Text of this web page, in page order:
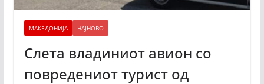
МАКЕДОНИЈА НАЈНОВО
Слета владиниот авион со
повредениот турист од